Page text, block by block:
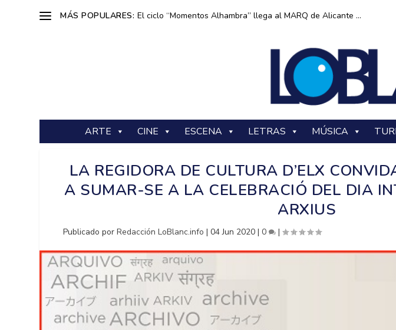
MÁS POPULARES: El ciclo “Momentos Alhambra” llega al MARQ de Alicante ...
ARTE CINE ESCENA LETRAS MÚSICA
LA REGIDORA DE CULTURA D’ELX
A SUMAR-SE A LA CELEBRACIÓ DEL DIA
ARXIUS
Publicado porRedacción LoBlanc.info |04 Jun 2020 |0 |